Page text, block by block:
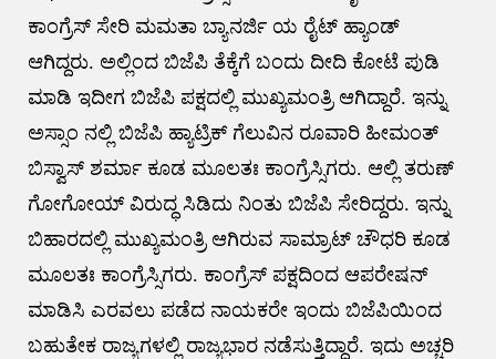
ಕಾಂಗ್ರೆಸ್ ಸೇರಿ ಮಮತಾ ಬ್ಯಾನರ್ಜಿ ಯ ರೈಟ್ ಹ್ಯಾಂಡ್
ಆಗಿದ್ದರು. ಅಲ್ಲಿಂದ ಬಿಜೆಪಿ ತೆಕ್ಕೆಗೆ ಬಂದು ದೀದಿ ಕೋಟೆ ಪುಡಿ
ಮಾಡಿ ಇದೀಗ ಬಿಜೆಪಿ ಪಕ್ಷದಲ್ಲಿ ಮುಖ್ಯಮಂತ್ರಿ ಆಗಿದ್ದಾರೆ. ಇನ್ನು
ಅಸ್ಸಾಂ ನಲ್ಲಿ ಬಿಜೆಪಿ ಹ್ಯಾಟ್ರಿಕ್ ಗೆಲುವಿನ ರೂವಾರಿ ಹೀಮಂತ್
ಬಿಸ್ವಾಸ್ ಶರ್ಮಾ ಕೂಡ ಮೂಲತಃ ಕಾಂಗ್ರೆಸ್ಸಿಗರು. ಆಲ್ಲಿ ತರುಣ್
ಗೋಗೋಯ್ ವಿರುದ್ಧ ಸಿಡಿದು ನಿಂತು ಬಿಜೆಪಿ ಸೇರಿದ್ದರು. ಇನ್ನು
ಬಿಹಾರದಲ್ಲಿ ಮುಖ್ಯಮಂತ್ರಿ ಆಗಿರುವ ಸಾಮ್ರಾಟ್ ಚೌಧರಿ ಕೂಡ
ಮೂಲತಃ ಕಾಂಗ್ರೆಸ್ಸಿಗರು. ಕಾಂಗ್ರೆಸ್ ಪಕ್ಷದಿಂದ ಆಪರೇಷನ್
ಮಾಡಿಸಿ ಎರವಲು ಪಡೆದ ನಾಯಕರೇ ಇಂದು ಬಿಜೆಪಿಯಿಂದ
ಬಹುತೇಕ ರಾಜ್ಯಗಳಲ್ಲಿ ರಾಜ್ಯಭಾರ ನಡೆಸುತ್ತಿದ್ದಾರೆ. ಇದು ಅಚ್ಚರಿ